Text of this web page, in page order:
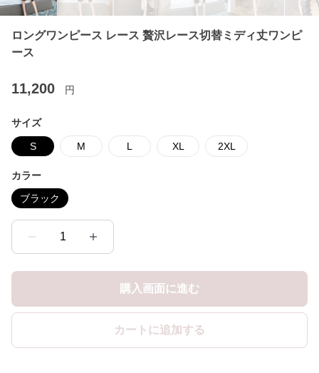
ロングワンピース レース 贅沢レース切替ミディ丈ワンピ
ース
11,200 円
サイズ
S M L XL 2XL
カラー
ブラック
1
購入画面に進む
カートに追加する